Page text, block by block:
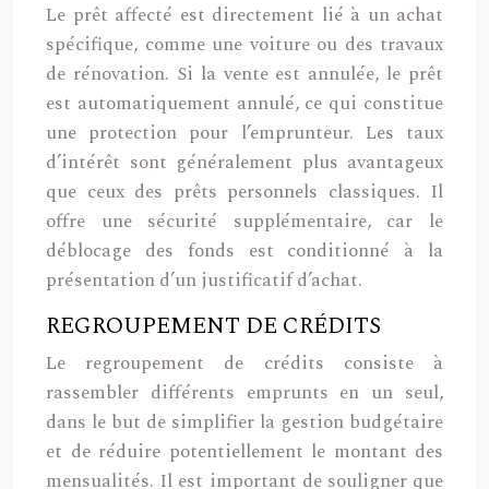
Le prêt affecté est directement lié à un achat
spécifique, comme une voiture ou des travaux
de rénovation. Si la vente est annulée, le prêt
est automatiquement annulé, ce qui constitue
une protection pour l’emprunteur. Les taux
d’intérêt sont généralement plus avantageux
que ceux des prêts personnels classiques. Il
offre une sécurité supplémentaire, car le
déblocage des fonds est conditionné à la
présentation d’un justificatif d’achat.
REGROUPEMENT DE CRÉDITS
Le regroupement de crédits consiste à
rassembler différents emprunts en un seul,
dans le but de simplifier la gestion budgétaire
et de réduire potentiellement le montant des
mensualités. Il est important de souligner que